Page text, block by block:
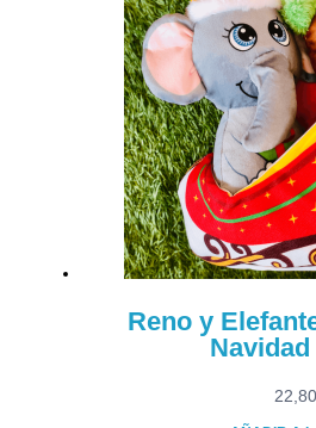
en
Reno y
Navidad
22,80